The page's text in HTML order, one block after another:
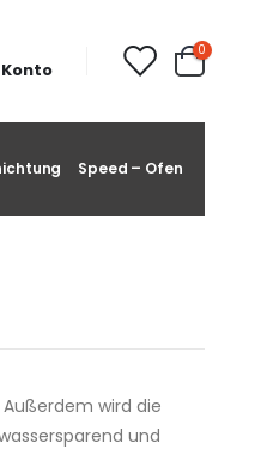
0
Speed – Ofen
wird die
und